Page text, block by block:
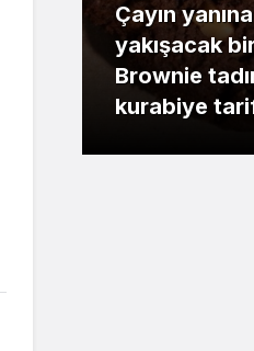
Çayın
yakışacak
Brownie
kurabiye